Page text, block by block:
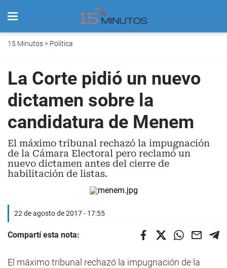
15 Minutos> Politica
La Corte pidió un nuevo
dictamen sobre la
candidatura de Menem
El máximo tribunal rechazó la impugnación
de la Cámara Electoral pero reclamó un
nuevo dictamen antes del cierre de
habilitación de listas.
22 de agosto de 2017 - 17:55
Compartí esta nota:
El máximo tribunal rechazó la impugnación de la